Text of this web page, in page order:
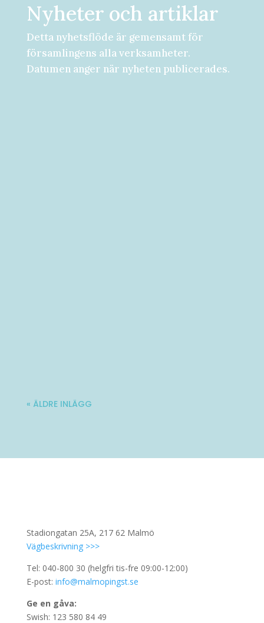
Nyheter och artiklar
Detta nyhetsflöde är gemensamt för
församlingens alla verksamheter.
Datumen anger när nyheten publicerades.
« ÄLDRE INLÄGG
Stadiongatan 25A, 217 62 Malmö
Vägbeskrivning >>>
Tel: 040-800 30 (helgfri tis-fre 09:00-12:00)
E-post: info@malmopingst.se
Ge en gåva:
Swish: 123 580 84 49